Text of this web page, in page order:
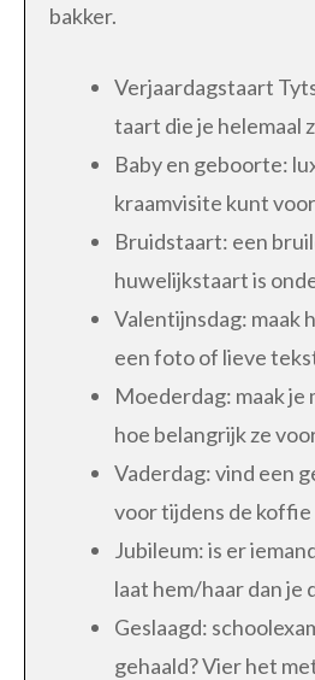
bakker.
Verjaardagstaart
taart die je helemaal
Baby en geboorte:
kraamvisite kunt
Bruidstaart: een
huwelijkstaart is
Valentijnsdag: maak
een foto of lieve
Moederdag: maak je
hoe belangrijk ze
Vaderdag: vind een
voor tijdens de
Jubileum: is er
laat hem/haar dan je
Geslaagd:
gehaald? Vier het